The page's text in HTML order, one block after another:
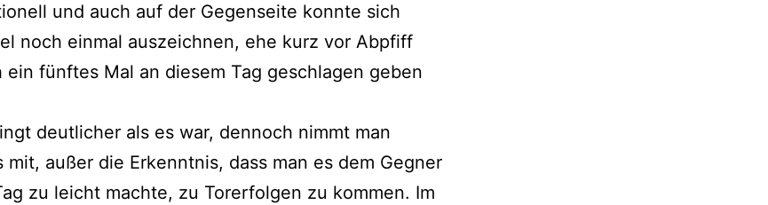
und auch auf der Gegenseite konnte sich
noch einmal auszeichnen, ehe kurz vor Abpfiff
ein fünftes Mal an diesem Tag geschlagen geben
deutlicher als es war, dennoch nimmt man
mit, außer die Erkenntnis, dass man es dem Gegner
zu leicht machte, zu Torerfolgen zu kommen. Im